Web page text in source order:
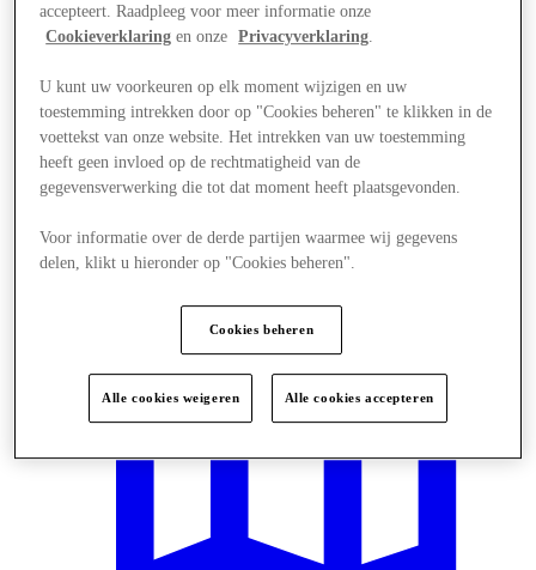
Aanbiedingen
accepteert. Raadpleeg voor meer informatie onze
Cookieverklaring en onze Privacyverklaring
U kunt uw voorkeuren op elk moment wijzigen en uw
toestemming intrekken door op "Cookies beheren" te klikken in de
voettekst van onze website. Het intrekken van uw toestemming
heeft geen invloed op de rechtmatigheid van de
gegevensverwerking die tot dat moment heeft plaatsgevonden.
Voor informatie over de derde partijen waarmee wij gegevens
delen, klikt u hieronder op "Cookies beheren".
Cookies beheren
Alle cookies weigeren Alle cookies accepteren